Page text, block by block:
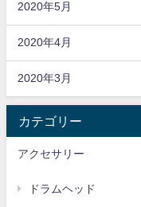
2020年5月
2020年4月
2020年3月
カテゴリー
アクセサリー
ドラムヘッド